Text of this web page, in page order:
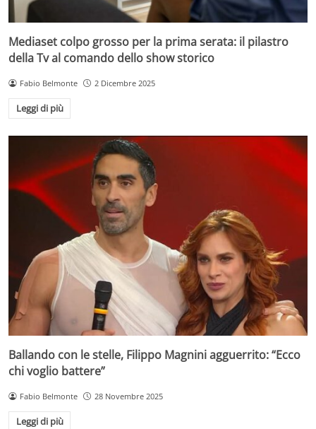
Mediaset colpo grosso per la prima serata: il pilastro
della Tv al comando dello show storico
Fabio Belmonte 2 Dicembre 2025
Leggi di più
Ballando con le stelle, Filippo Magnini agguerrito: “Ecco
chi voglio battere”
Fabio Belmonte 28 Novembre 2025
Leggi di più